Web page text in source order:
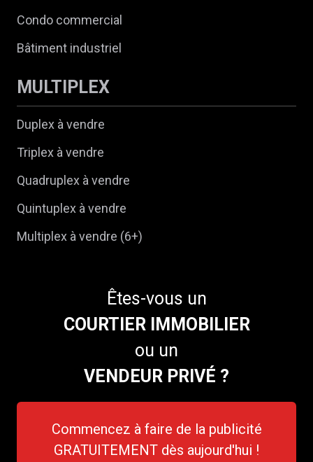
Condo commercial
Bâtiment industriel
MULTIPLEX
Duplex à vendre
Triplex à vendre
Quadruplex à vendre
Quintuplex à vendre
Multiplex à vendre (6+)
Êtes-vous un
COURTIER IMMOBILIER
ou un
VENDEUR PRIVÉ ?
Commencez à faire de la publicité
GRATUITEMENT dès aujourd'hui !